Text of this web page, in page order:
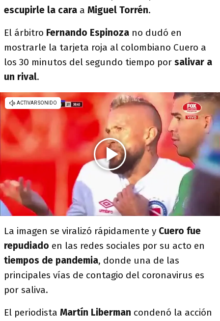
escupirle la cara a Miguel Torrén.
El árbitro Fernando Espinoza no dudó en
mostrarle la tarjeta roja al colombiano Cuero a
los 30 minutos del segundo tiempo por salivar a
un rival.
La imagen se viralizó rápidamente y Cuero fue
repudiado en las redes sociales por su acto en
tiempos de pandemia, donde una de las
principales vías de contagio del coronavirus es
por saliva.
El periodista Martín Liberman condenó la acción